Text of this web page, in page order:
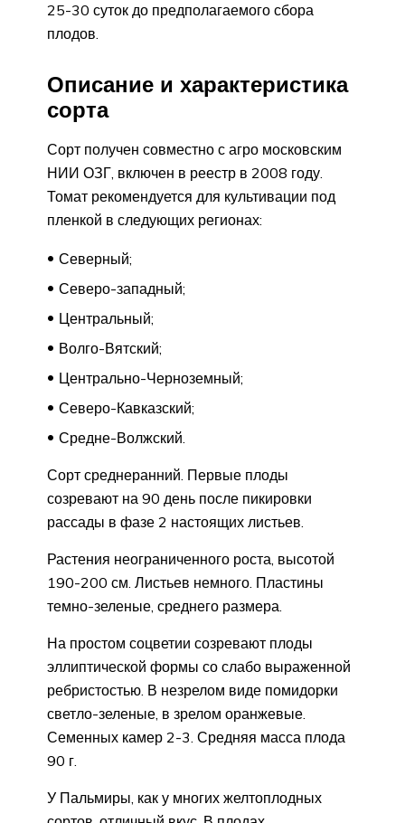
25-30 суток до предполагаемого сбора
плодов.
Описание и характеристика
сорта
Сорт получен совместно с агро московским
НИИ ОЗГ, включен в реестр в 2008 году.
Томат рекомендуется для культивации под
пленкой в следующих регионах:
Северный;
Северо-западный;
Центральный;
Волго-Вятский;
Центрально-Черноземный;
Северо-Кавказский;
Средне-Волжский.
Сорт среднеранний. Первые плоды
созревают на 90 день после пикировки
рассады в фазе 2 настоящих листьев.
Растения неограниченного роста, высотой
190-200 см. Листьев немного. Пластины
темно-зеленые, среднего размера.
На простом соцветии созревают плоды
эллиптической формы со слабо выраженной
ребристостью. В незрелом виде помидорки
светло-зеленые, в зрелом оранжевые.
Семенных камер 2-3. Средняя масса плода
90 г.
У Пальмиры, как у многих желтоплодных